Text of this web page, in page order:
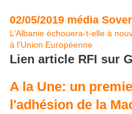
02/05/2019 média
L’Albanie échouera-t-elle à
à l’Union Européenne
Lien article RFI sur
A la Une: un
l'adhésion de la